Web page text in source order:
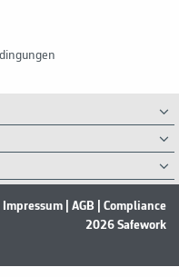
Impressum AGB
Compliance
2026 Safework